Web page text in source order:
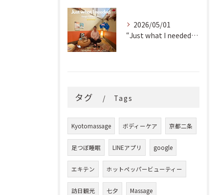
2026/05/01
“Just what I needed!” ✨
タグ Tags
Kyotomassage ボディーケア 京都二条
足つぼ睡眠 LINEアプリ google
エキテン ホットペッパービューティー
訪日観光 七夕 Massage